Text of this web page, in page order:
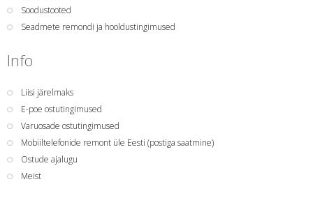
Soodustooted
Seadmete remondi ja hooldustingimused
Info
Liisi järelmaks
E-poe ostutingimused
Varuosade ostutingimused
Mobiiltelefonide remont üle Eesti (postiga saatmine)
Ostude ajalugu
Meist